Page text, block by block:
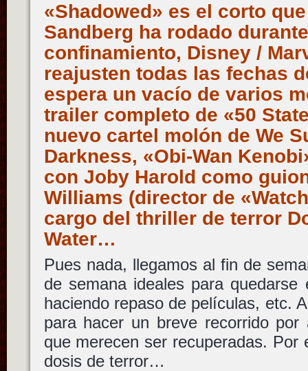
«Shadowed» es el corto
Sandberg ha rodado
confinamiento, Disney /
reajusten todas las fechas
espera un vacío de varios
trailer completo de «50
nuevo cartel molón de We
Darkness, «Obi-Wan
con Joby Harold como
Williams (director de
cargo del thriller de terror
Water…
Pues nada, llegamos al fin de
de semana ideales para
haciendo repaso de películas, etc.
para hacer un breve recorrido por
que merecen ser recuperadas. Por
dosis de terror…